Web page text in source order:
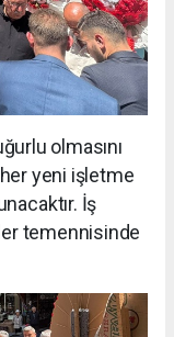
olmasını
yeni işletme
İş
temennisinde